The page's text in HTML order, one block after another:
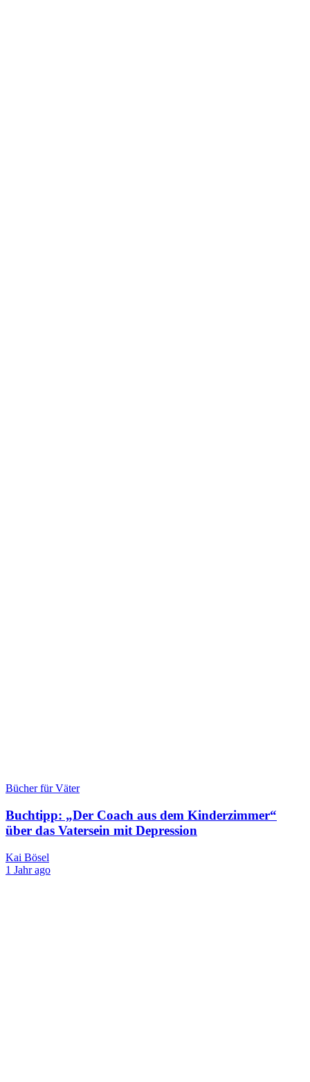
Bücher für Väter
Buchtipp: „Der Coach aus dem Kinderzimmer“
über das Vatersein mit Depression
Kai Bösel
1 Jahr ago